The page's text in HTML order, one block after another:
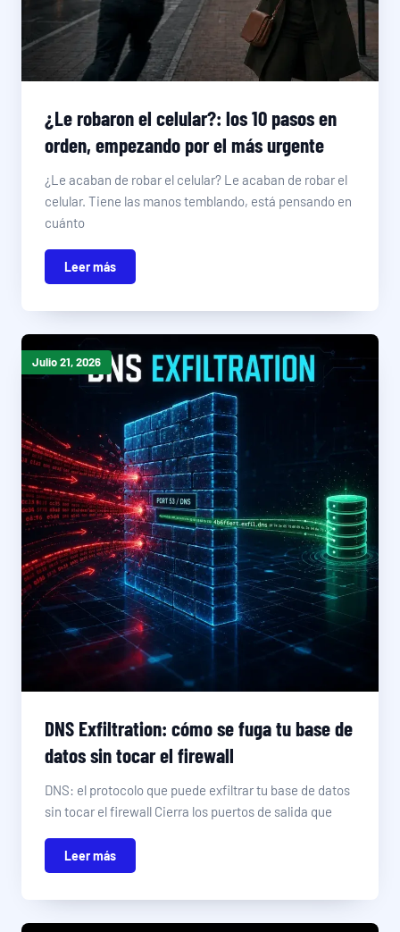
¿Le robaron el celular?: los 10 pasos en
orden, empezando por el más urgente
¿Le acaban de robar el celular? Le acaban de robar el
celular. Tiene las manos temblando, está pensando en
cuánto
Leer más
Julio 21, 2026
DNS Exfiltration: cómo se fuga tu base de
datos sin tocar el firewall
DNS: el protocolo que puede exfiltrar tu base de datos
sin tocar el firewall Cierra los puertos de salida que
Leer más